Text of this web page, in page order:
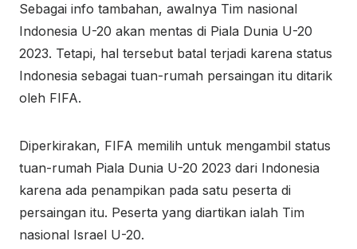
Sebagai info tambahan, awalnya Tim nasional
Indonesia U-20 akan mentas di Piala Dunia U-20
2023. Tetapi, hal tersebut batal terjadi karena status
Indonesia sebagai tuan-rumah persaingan itu ditarik
oleh FIFA.
Diperkirakan, FIFA memilih untuk mengambil status
tuan-rumah Piala Dunia U-20 2023 dari Indonesia
karena ada penampikan pada satu peserta di
persaingan itu. Peserta yang diartikan ialah Tim
nasional Israel U-20.